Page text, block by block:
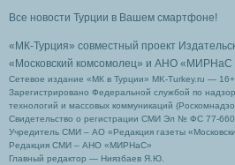
Все новости Турции в Вашем смартфоне!
«МК-Турция» совместный проект
«Московский комсомолец» и АНО «МИРНаС
Сетевое издание «МК в Турции» MK-Turkey.ru — 16+
Зарегистрировано Федеральной службой по
технологий и массовых коммуникаций
Свидетельство о регистрации СМИ Эл № ФС 77-
Учредитель СМИ – АО «Редакция газеты
Редакция СМИ – АНО «МИРНаС»
Главный редактор — Ниязбаев Я.Ю.